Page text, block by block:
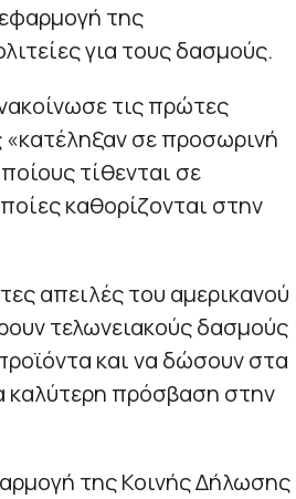
της
για τους δασμούς.
τις πρώτες
σε προσωρινή
τίθενται σε
καθορίζονται στην
απειλές του αμερικανού
τελωνειακούς δασμούς
και να δώσουν στα
καλύτερη πρόσβαση στην
της Κοινής Δήλωσης